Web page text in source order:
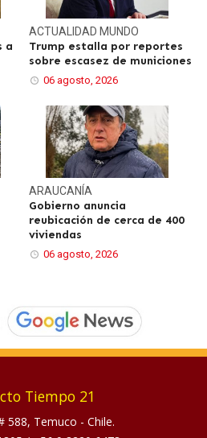
a
ACTUALIDAD MUNDO
Trump estalla por reportes
sobre escasez de municiones
06 agosto, 2026
ARAUCANÍA
Gobierno anuncia
reubicación de cerca de 400
viviendas
06 agosto, 2026
Tiempo 21
588, Temuco - Chile.